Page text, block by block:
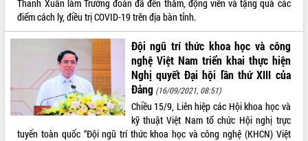
UBND tỉnh họp báo định kỳ tháng 4
Hội thảo khoa học “Giải pháp thúc đẩy
phát triển nền kinh tế xanh tại tỉnh
Đắk Lắk”
Tăng cường giám sát, đôn đốc thực
hiện nhiệm vụ quản lý tài sản công
hàng tuần
Tháo gỡ những vướng mắc, đẩy mạnh
Thanh Xuân làm Trưởng đoàn đã đến thăm, động viên và tặng quà các
điểm cách ly, điều trị COVID-19 trên địa bàn tỉnh.
Đội ngũ trí thức khoa học và công
nghệ Việt Nam triển khai thực hiện
Nghị quyết Đại hội lần thứ XIII của
Đảng (16/09/2021, 08:51)
Chiều 15/9, Liên hiệp các Hội khoa học và
kỹ thuật Việt Nam tổ chức Hội nghị trực
tuyến toàn quốc “Đội ngũ trí thức khoa học và công nghệ (KHCN) Việt